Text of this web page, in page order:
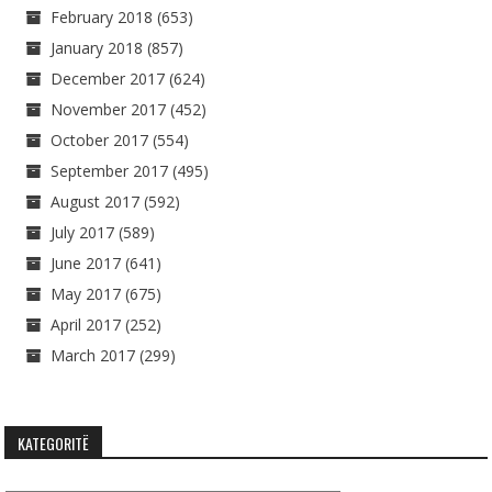
February 2018 (653)
January 2018 (857)
December 2017 (624)
November 2017 (452)
October 2017 (554)
September 2017 (495)
August 2017 (592)
July 2017 (589)
June 2017 (641)
May 2017 (675)
April 2017 (252)
March 2017 (299)
KATEGORITË